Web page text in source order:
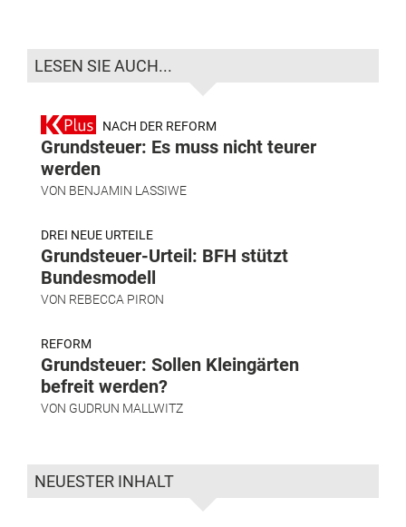
LESEN SIE AUCH...
NACH DER REFORM
Grundsteuer: Es muss nicht teurer
werden
VON BENJAMIN LASSIWE
DREI NEUE URTEILE
Grundsteuer-Urteil: BFH stützt
Bundesmodell
VON REBECCA PIRON
REFORM
Grundsteuer: Sollen Kleingärten
befreit werden?
VON GUDRUN MALLWITZ
NEUESTER INHALT